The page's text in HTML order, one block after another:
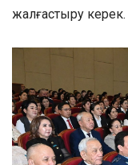
жалғастыру керек.